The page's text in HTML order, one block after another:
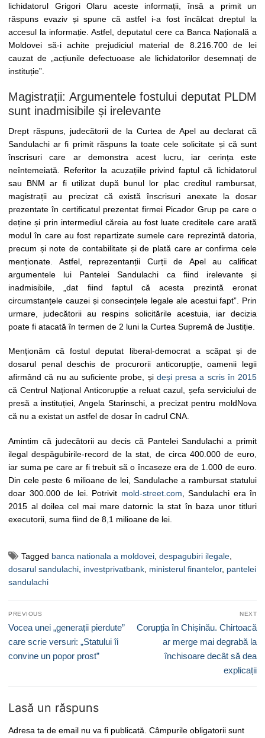
lichidatorul Grigori Olaru aceste informații, însă a primit un
răspuns evaziv și spune că astfel i-a fost încălcat dreptul la
accesul la informație. Astfel, deputatul cere ca Banca Națională a
Moldovei să-i achite prejudiciul material de 8.216.700 de lei
cauzat de „acțiunile defectuoase ale lichidatorilor desemnați de
instituție”.
Magistrații: Argumentele fostului deputat PLDM
sunt inadmisibile și irelevante
Drept răspuns, judecătorii de la Curtea de Apel au declarat că
Sandulachi ar fi primit răspuns la toate cele solicitate și că sunt
înscrisuri care ar demonstra acest lucru, iar cerința este
neîntemeiată. Referitor la acuzațiile privind faptul că lichidatorul
sau BNM ar fi utilizat după bunul lor plac creditul rambursat,
magistrații au precizat că există înscrisuri anexate la dosar
prezentate în certificatul prezentat firmei Picador Grup pe care o
deține și prin intermediul căreia au fost luate creditele care arată
modul în care au fost repartizate sumele care reprezintă datoria,
precum și note de contabilitate și de plată care ar confirma cele
menționate. Astfel, reprezentanții Curții de Apel au calificat
argumentele lui Pantelei Sandulachi ca fiind irelevante și
inadmisibile, „dat fiind faptul că acesta prezintă eronat
circumstanțele cauzei și consecințele legale ale acestui fapt”. Prin
urmare, judecătorii au respins solicitările acestuia, iar decizia
poate fi atacată în termen de 2 luni la Curtea Supremă de Justiție.
Menționăm că fostul deputat liberal-democrat a scăpat și de
dosarul penal deschis de procurorii anticorupție, oamenii legii
afirmând că nu au suficiente probe, și deși presa a scris în 2015
că Centrul Național Anticorupție a reluat cazul, șefa serviciului de
presă a instituției, Angela Starinschi, a precizat pentru moldNova
că nu a existat un astfel de dosar în cadrul CNA.
Amintim că judecătorii au decis că Pantelei Sandulachi a primit
ilegal despăgubirile-record de la stat, de circa 400.000 de euro,
iar suma pe care ar fi trebuit să o încaseze era de 1.000 de euro.
Din cele peste 6 milioane de lei, Sandulache a rambursat statului
doar 300.000 de lei. Potrivit mold-street.com, Sandulachi era în
2015 al doilea cel mai mare datornic la stat în baza unor titluri
executorii, suma fiind de 8,1 milioane de lei.
Tagged banca nationala a moldovei despagubiri ilegale
dosarul sandulachi investprivatbank ministerul finantelor, pantelei
sandulachi
Navigare
în
articole
PREVIOUS
Previous
post:
Vocea unei „generații pierdute”
care scrie versuri: „Statului îi
convine un popor prost”
NEXT
Next
Corupția în Chișinău. Chirtoacă
ar merge mai degrabă la
închisoare decât să dea
explicații
Lasă un răspuns
Adresa ta de email nu va fi publicată. Câmpurile obligatorii sunt